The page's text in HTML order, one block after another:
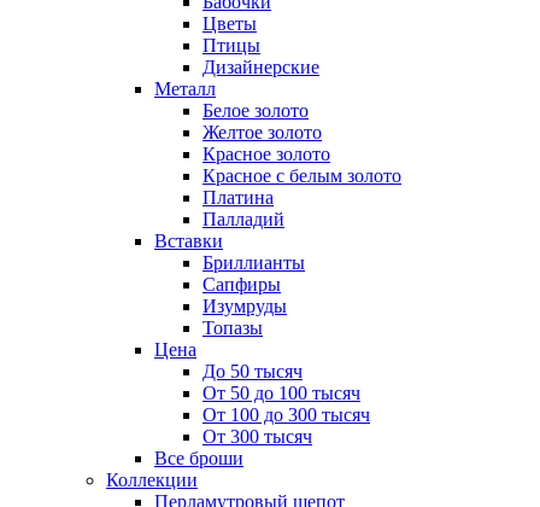
Цветы
Птицы
Дизайнерские
Металл
Белое золото
Желтое золото
Красное золото
Красное с белым золото
Платина
Палладий
Вставки
Бриллианты
Сапфиры
Изумруды
Топазы
Цена
До 50 тысяч
От 50 до 100 тысяч
От 100 до 300 тысяч
От 300 тысяч
Все броши
Коллекции
Перламутровый шепот